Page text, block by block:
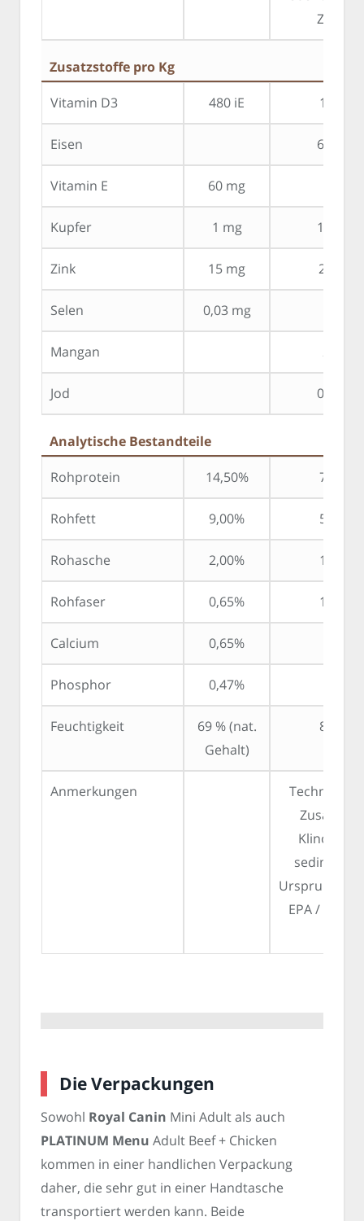
Zucker
Zusatzstoffe pro Kg
Vitamin D3
480 iE 150 iE
Eisen 6,5 mg
Vitamin E 60 mg
Kupfer 1 mg 1,7 mg
Zink 15 mg 20 mg
Selen 0,03 mg
Mangan 2 mg
Jod 0,2 mg
Analytische Bestandteile
Rohprotein
14,50% 7,50%
Rohfett 9,00% 5,50%
Rohasche 2,00% 1,60%
Rohfaser 0,65% 1,10%
Calcium 0,65%
Phosphor 0,47%
Feuchtigkeit
69 % (nat.
Gehalt)
8,10%
Anmerkungen
Ursprungs (2
EPA / DHA
Die Verpackungen
Sowohl Royal Canin Mini Adult als auch
PLATINUM Menu Adult Beef + Chicken
kommen in einer handlichen Verpackung
daher, die sehr gut in einer Handtasche
transportiert werden kann. Beide